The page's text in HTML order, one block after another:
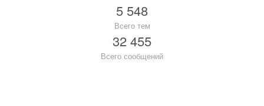
5 548
Всего тем
32 455
Всего сообщений